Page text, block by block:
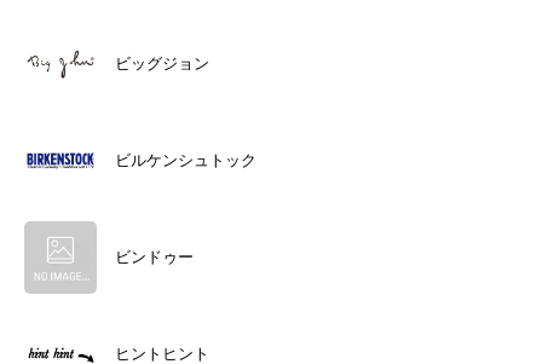
ビッグジョン
ビルケンシュトック
ビンドゥー
ヒントヒント